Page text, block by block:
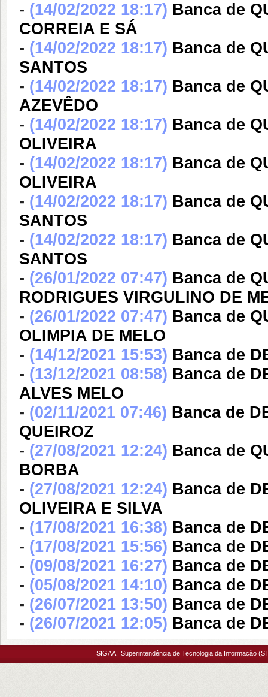
- (14/02/2022 18:17) Banca de
CORREIA E SÁ
- (14/02/2022 18:17) Banca de
SANTOS
- (14/02/2022 18:17) Banca de
AZEVÊDO
- (14/02/2022 18:17) Banca de
OLIVEIRA
- (14/02/2022 18:17) Banca de
OLIVEIRA
- (14/02/2022 18:17) Banca de
SANTOS
- (14/02/2022 18:17) Banca de
SANTOS
- (26/01/2022 07:47) Banca de
RODRIGUES VIRGULINO DE
- (26/01/2022 07:47) Banca de
OLIMPIA DE MELO
- (14/12/2021 15:53) Banca de
- (13/12/2021 08:58) Banca de
ALVES MELO
- (02/11/2021 07:46) Banca de
QUEIROZ
- (27/08/2021 12:24) Banca de
BORBA
- (27/08/2021 12:24) Banca de
OLIVEIRA E SILVA
- (17/08/2021 16:38) Banca de
- (17/08/2021 15:56) Banca de
- (09/08/2021 16:27) Banca de
- (05/08/2021 14:10) Banca de
- (26/07/2021 13:50) Banca de
- (26/07/2021 12:05) Banca de
SIGAA | Superintendência de Tecnologia da Informação